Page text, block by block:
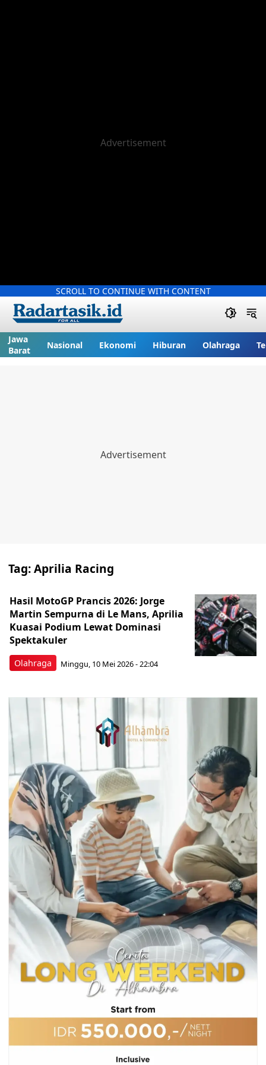
SCROLL TO CONTINUE WITH CONTENT
Jawa
Barat
Nasional Ekonomi Hiburan Olahraga
Tag:Aprilia Racing
Olahraga
Hasil MotoGP Prancis 2026: Jorge
Martin Sempurna di Le Mans, Aprilia
Kuasai Podium Lewat Dominasi
Spektakuler
Minggu, 10 Mei 2026 - 22:04